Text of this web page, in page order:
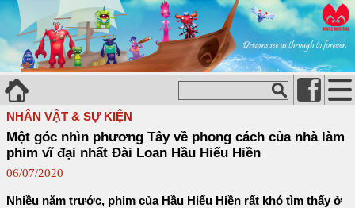
NHÂN VẬT & SỰ KIỆN
Một góc nhìn phương Tây về phong cách của nhà làm
phim vĩ đại nhất Đài Loan Hầu Hiếu Hiền
06/07/2020
Nhiều năm trước, phim của Hầu Hiếu Hiền rất khó tìm thấy ở